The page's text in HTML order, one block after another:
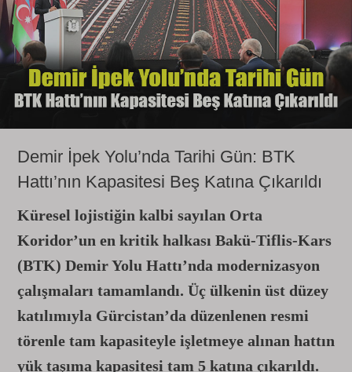
Demir İpek Yolu’nda Tarihi Gün: BTK
Hattı’nın Kapasitesi Beş Katına Çıkarıldı
Küresel lojistiğin kalbi sayılan Orta
Koridor’un en kritik halkası Bakü-Tiflis-Kars
(BTK) Demir Yolu Hattı’nda modernizasyon
çalışmaları tamamlandı. Üç ülkenin üst düzey
katılımıyla Gürcistan’da düzenlenen resmi
törenle tam kapasiteyle işletmeye alınan hattın
yük taşıma kapasitesi tam 5 katına çıkarıldı.